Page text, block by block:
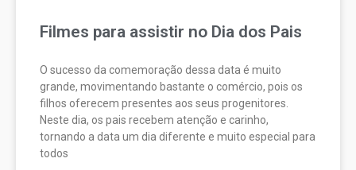
Filmes para assistir no Dia dos Pais
O sucesso da comemoração dessa data é muito
grande, movimentando bastante o comércio, pois os
filhos oferecem presentes aos seus progenitores.
Neste dia, os pais recebem atenção e carinho,
tornando a data um dia diferente e muito especial para
todos